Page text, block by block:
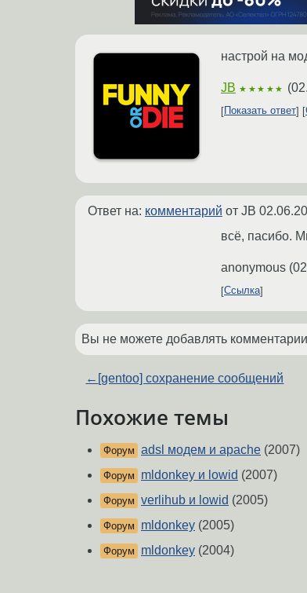
настрой на
JB ★★★★★ (
Показать ответ
Ответ на: комментарий от JB
всё, пасибо.
anonymous (
Ссылка
Вы не можете добавлять
← [gentoo] сохранение сообщений
Похожие темы
Форум adsl модем и apache (2007)
Форум mldonkey и lowid (2007)
Форум verlihub и lowid (2005)
Форум mldonkey (2005)
Форум mldonkey (2004)